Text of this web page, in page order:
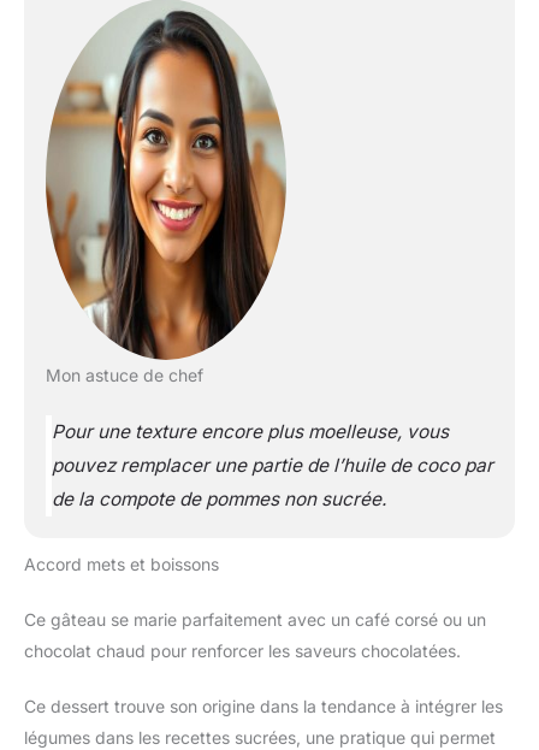
Mon astuce de chef
Pour une texture encore plus moelleuse, vous
pouvez remplacer une partie de l’huile de coco par
de la compote de pommes non sucrée.
Accord mets et boissons
Ce gâteau se marie parfaitement avec un café corsé ou un
chocolat chaud pour renforcer les saveurs chocolatées.
Ce dessert trouve son origine dans la tendance à intégrer les
légumes dans les recettes sucrées, une pratique qui permet